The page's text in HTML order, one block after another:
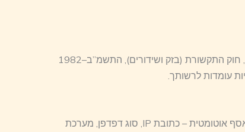
אנו ברבקה זהבי מכבדים את פרטיות המשתמשים ופועלים בהתאם לחוקי מדינת ישראל, לרבות חוק הגנת הפרטיות, התשמ”א–1981, חוק התקשורת (בזק ושידורים), התשמ”ב–1982
בעת השימוש באתר ייתכן וייאסף מידע במספר דרכים: מידע שאתה מוסר באופן יזום – כגון שם, כתובת דוא”ל, מספר טלפון. מידע שנאסף אוטומטית – כתובת IP, סוג דפדפן, מערכת